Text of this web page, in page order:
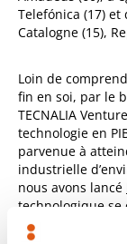
Telefónica (17) et
Catalogne (15),
Loin de
fin en soi, par le
TECNALIA
technologie en
parvenue à
industrielle
nous avons lancé
technologique
d’hydrogène à